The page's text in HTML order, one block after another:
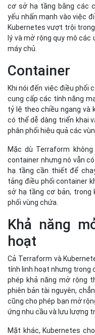
cơ sở hạ tầng bằng các
yếu nhấn mạnh vào việc
Kubernetes vượt trội
lý và mở rộng quy mô
máy chủ.
Container
Khi nói đến việc điều phối
cung cấp các tính năng
tỷ lệ theo chiều ngang và
có thể dễ dàng triển khai
phân phối hiệu quả các
Mặc dù Terraform
container nhưng nó vẫn
hạ tầng cần thiết để
tảng điều phối container
sở hạ tầng cơ bản, trong
phối vùng chứa.
Khả năng
hoạt
Cả Terraform và
tính linh hoạt nhưng trong
phép khả năng mở rộng
phiên bản tài nguyên,
cũng cho phép bạn mở
ứng nhu cầu và lưu lượng
Mặt khác, Kubernetes